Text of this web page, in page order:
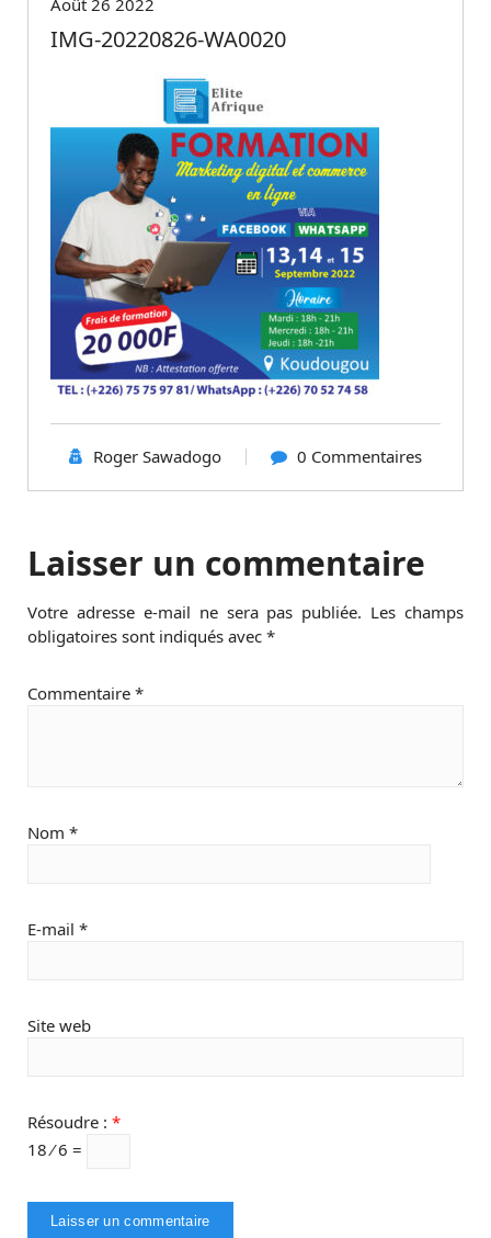
IMG-20220826-WA0020
Roger Sawadogo 0 Commentaires
Laisser un commentaire
Votre adresse e-mail ne sera pas publiée. Les champs
obligatoires sont indiqués avec *
Commentaire *
Nom *
E-mail *
Site web
Résoudre : *
18 ⁄ 6 =